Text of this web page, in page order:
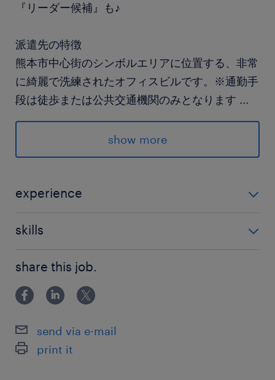
『リーダー候補』も♪
派遣先の特徴
熊本市中心街のシンボルエリアに位置する、非常
に綺麗で洗練されたオフィスビルです。※通勤手
段は徒歩または公共交通機関のみとなります ...
熊本市電／西辛島町駅（徒歩3分）
健軍町駅（バス30分）
休日休暇
就業時間
（1）8:50-17:50（実働8時間00分・休憩60分）
分）
（3）12:30-21:30（実働8時間00分・休憩60
show more
experience
なります】 コールセンターでの管理者経験や事務職の
のが好き」 「自ら考えて周りに伝えることができる」
skills
入力）ができる方
share this job.
send via e-mail
print it